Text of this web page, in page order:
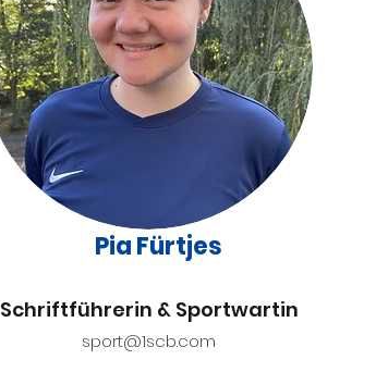
Pia Fürtjes
Schriftführerin & Sportwartin
sport@1scb.com